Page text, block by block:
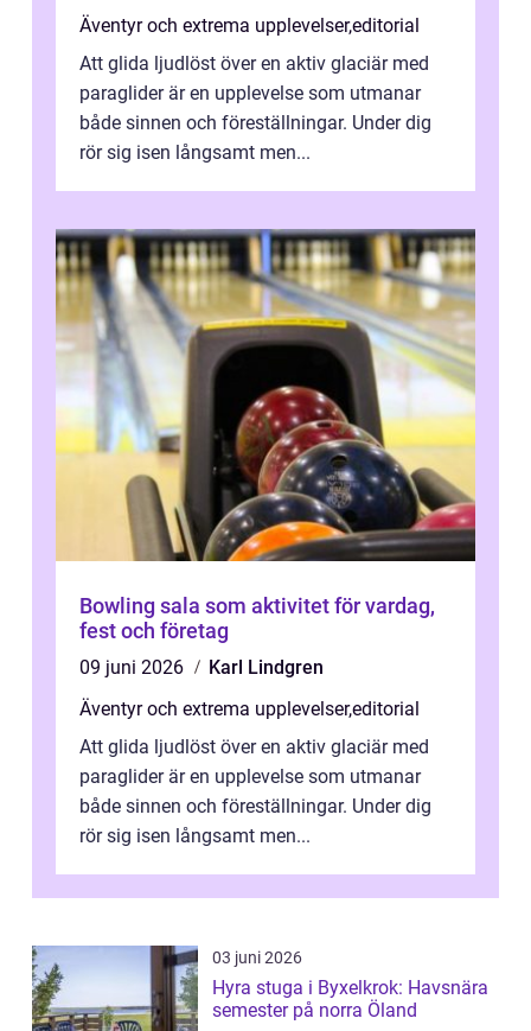
Äventyr och extrema upplevelser,editorial
Att glida ljudlöst över en aktiv glaciär med
paraglider är en upplevelse som utmanar
både sinnen och föreställningar. Under dig
rör sig isen långsamt men...
Bowling sala som aktivitet för vardag,
fest och företag
09 juni 2026
Karl Lindgren
Äventyr och extrema upplevelser,editorial
Att glida ljudlöst över en aktiv glaciär med
paraglider är en upplevelse som utmanar
både sinnen och föreställningar. Under dig
rör sig isen långsamt men...
03 juni 2026
Hyra stuga i Byxelkrok: Havsnära
semester på norra Öland